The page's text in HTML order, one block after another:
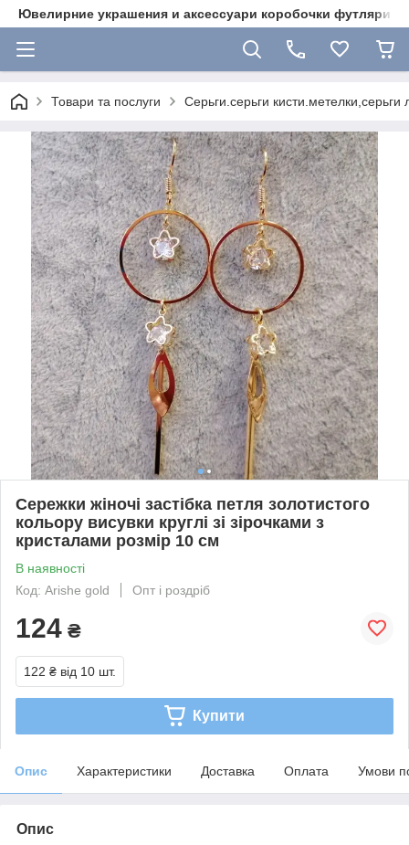
Ювелирние украшения и аксессуари коробочки футляри
Товари та послуги Серьги.серьги
Сережки жіночі застібка петля золотистого
кольору висувки круглі зі зірочками з
кристалами розмір 10 см
В наявності
Код: Arishe gold
Опт і роздріб
124 ₴
122 ₴ від 10 шт.
Купити
Опис Характеристики Доставка Оплата Умови
Опис